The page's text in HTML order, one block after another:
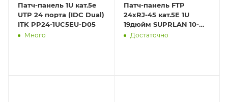
Патч-панель 1U кат.5е
UTP 24 порта (IDC Dual)
ITK PP24-1UC5EU-D05
Много
Патч-панель FTP
24хRJ-45 кат.5E 1U
19дюйм SUPRLAN 10-
0402
Достаточно